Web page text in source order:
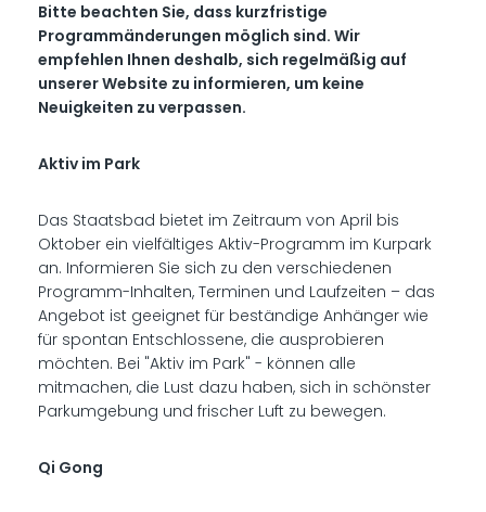
Bitte beachten Sie, dass kurzfristige
Programmänderungen möglich sind. Wir
empfehlen Ihnen deshalb, sich regelmäßig auf
unserer Website zu informieren, um keine
Neuigkeiten zu verpassen.
Aktiv im Park
Das Staatsbad bietet im Zeitraum von April bis
Oktober ein vielfältiges Aktiv-Programm im Kurpark
an. Informieren Sie sich zu den verschiedenen
Programm-Inhalten, Terminen und Laufzeiten – das
Angebot ist geeignet für beständige Anhänger wie
für spontan Entschlossene, die ausprobieren
möchten. Bei "Aktiv im Park" - können alle
mitmachen, die Lust dazu haben, sich in schönster
Parkumgebung und frischer Luft zu bewegen.
Qi Gong